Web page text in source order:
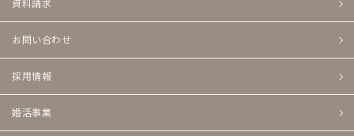
資料請求
お問い合わせ
採用情報
婚活事業